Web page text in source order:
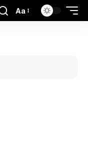
Aa